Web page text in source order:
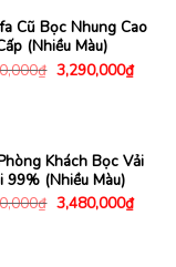
Cũ Bọc Nhung Cao
(Nhiều Màu)
₫ Giá
gốc
3,290,000₫Giá
hiện
Khách Bọc Vải
99% (Nhiều Màu)
₫ Giá
gốc
3,480,000₫Giá
hiện